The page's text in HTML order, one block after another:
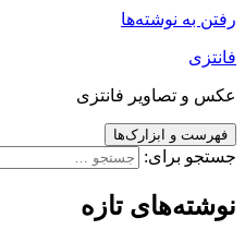
رفتن به نوشته‌ها
فانتزی
عکس و تصاویر فانتزی
فهرست و ابزارک‌ها
جستجو برای:
نوشته‌های تازه